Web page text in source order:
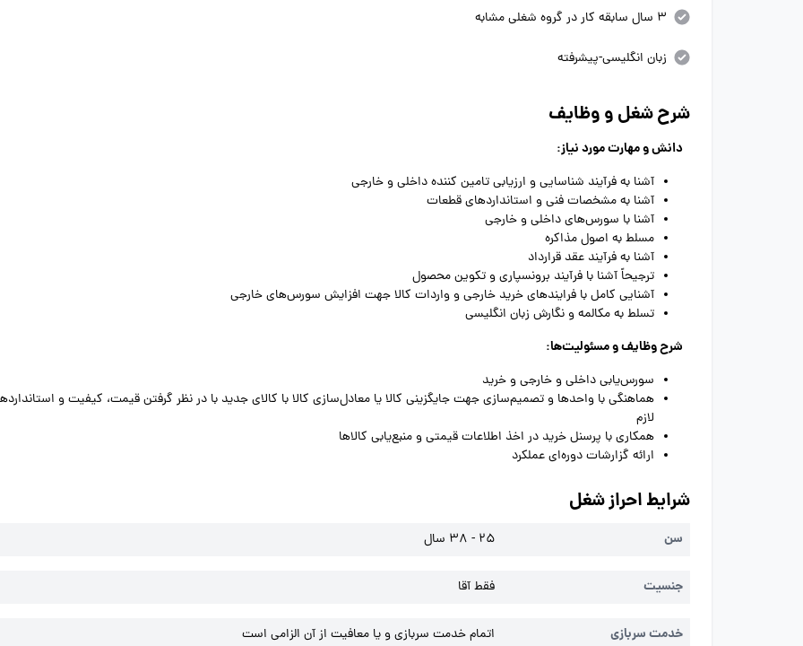
3 سال سابقه کار در گروه شغلی مشابه
زبان انگلیسی-پیشرفته
شرح شغل و وظایف
دانش و مهارت مورد نیاز:
آشنا به فرآیند شناسایی و ارزیابی تامین کننده داخلی و خارجی
آشنا به مشخصات فنی و استانداردهای قطعات
آشنا با سورس‌های داخلی و خارجی
مسلط به اصول مذاکره
آشنا به فرآیند عقد قرارداد
ترجیحاً آشنا با فرآیند برونسپاری و تکوین محصول
آشنایی کامل با فرایندهای خرید خارجی و واردات کالا جهت افزایش سورس‌های خارجی
تسلط به مکالمه و نگارش زبان انگلیسی
شرح وظایف و مسئولیت‌ها:
سورس‌یابی داخلی و خارجی و خرید
هماهنگی با واحدها و تصمیم‌سازی جهت جایگزینی کالا یا معادل‌سازی کالا با کالای جدید با در نظر گرفتن قیمت، کیفیت و
لازم
همکاری با پرسنل خرید در اخذ اطلاعات قیمتی و منبع‌یابی کالاها
ارائه گزارشات دوره‌ای عملکرد
شرایط احراز شغل
سن 25 - 38 سال
جنسیت فقط آقا
خدمت سربازی اتمام خدمت سربازی و یا معافیت از آن الزامی است